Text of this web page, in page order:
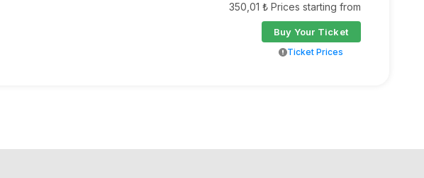
350,01 ₺ Prices starting from
Buy Your Ticket
Ticket Prices